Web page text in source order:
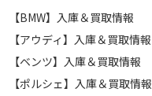
【BMW】入庫＆買取情報
【アウディ】入庫＆買取情報
【ベンツ】入庫＆買取情報
【ポルシェ】入庫＆買取情報